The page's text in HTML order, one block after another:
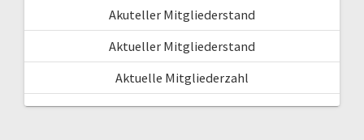
Akuteller Mitgliederstand
Aktueller Mitgliederstand
Aktuelle Mitgliederzahl